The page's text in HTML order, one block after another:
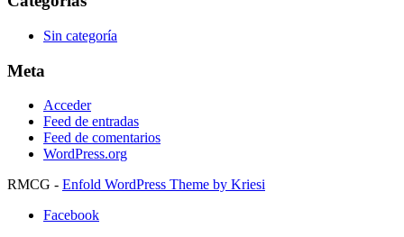
Sin categoría
Meta
Acceder
Feed de entradas
Feed de comentarios
WordPress.org
RMCG - Enfold WordPress Theme by Kriesi
Facebook